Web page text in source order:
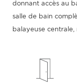
donnant accès au
salle de bain
balayeuse